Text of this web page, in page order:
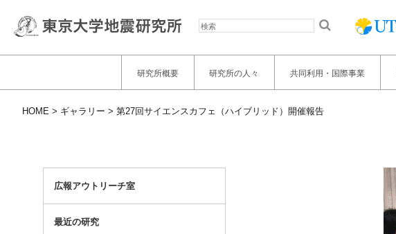
研究所概要 研究所の人々 共同利用・国際事業
HOME ギャラリー 第27回サイエンスカフェ（ハイブリッド）開催報告
広報アウトリーチ室
最近の研究